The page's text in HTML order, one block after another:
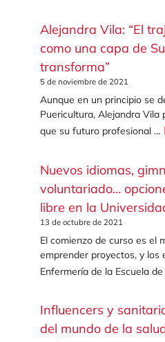
Alejandra Vila: “El
como una capa de
transforma”
5 de noviembre de 2021
Aunque en un principio se
Puericultura, Alejandra Vila
que su futuro profesional …
Nuevos idiomas,
voluntariado…
libre en la
13 de octubre de 2021
El comienzo de curso es el
emprender proyectos, y los
Enfermería de la Escuela
Influencers y
del mundo de la